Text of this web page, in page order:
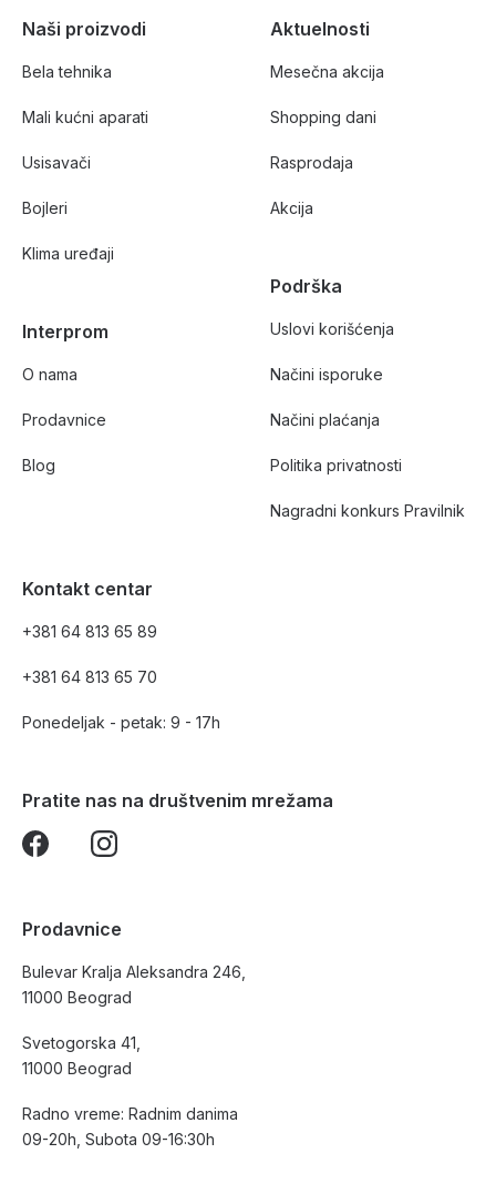
Naši proizvodi
Bela tehnika
Mali kućni aparati
Usisavači
Bojleri
Klima uređaji
Interprom
O nama
Prodavnice
Blog
Aktuelnosti
Mesečna akcija
Shopping dani
Rasprodaja
Akcija
Podrška
Uslovi korišćenja
Načini isporuke
Načini plaćanja
Politika privatnosti
Nagradni konkurs Pravilnik
Kontakt centar
+381 64 813 65 89
+381 64 813 65 70
Ponedeljak - petak: 9 - 17h
Pratite nas na društvenim mrežama
Prodavnice
Bulevar Kralja Aleksandra 246,
11000 Beograd
Svetogorska 41,
11000 Beograd
Radno vreme: Radnim danima
09-20h, Subota 09-16:30h